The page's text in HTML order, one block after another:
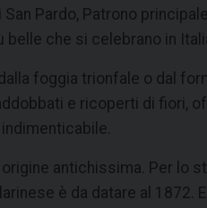
Pardo, Patrono
che si celebrano in
foggia trionfale o dal
e ricoperti di fiori,
antichissima. Per lo
è da datare al 1872.